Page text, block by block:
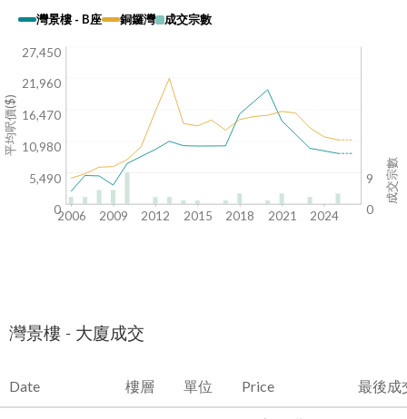
灣景樓 - B座 銅鑼灣 成交宗數
9
0
2006 2009 2012 2015 2018 2021 2024
成交宗數
27,450
21,960
16,470
10,980
5,490
0
平均呎價($)
灣景樓 - 大廈成交
Date 樓層 單位 Price 最後成